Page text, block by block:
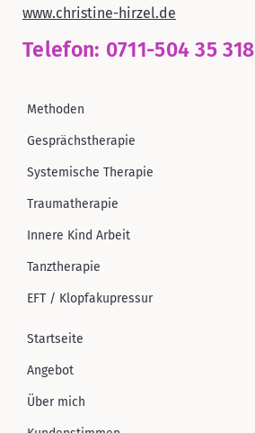
www.christine-hirzel.de
Telefon: 0711-504 35 318
Methoden
Gesprächstherapie
Systemische Therapie
Traumatherapie
Innere Kind Arbeit
Tanztherapie
EFT / Klopfakupressur
Startseite
Angebot
Über mich